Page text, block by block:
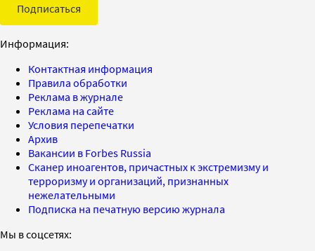
Подписаться
Информация:
Контактная информация
Правила обработки
Реклама в журнале
Реклама на сайте
Условия перепечатки
Архив
Вакансии в Forbes Russia
Сканер иноагентов, причастных к экстремизму и
терроризму и организаций, признанных
нежелательными
Подписка на печатную версию журнала
Мы в соцсетях: